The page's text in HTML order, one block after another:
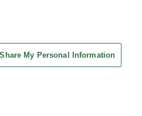
My Personal Information